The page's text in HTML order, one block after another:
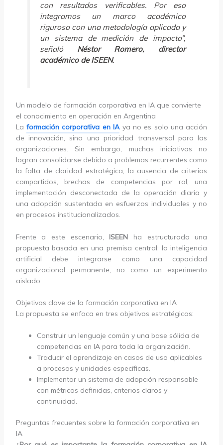
con resultados verificables. Por eso
integramos un marco académico
riguroso con una metodología aplicada y
un sistema de medición de impacto”,
señaló Néstor Romero, director
académico de ISEEN.
Un modelo de formación corporativa en IA que convierte
el conocimiento en operación en Argentina
La formación corporativa en IAya no es solo una acción
de innovación, sino una prioridad transversal para las
organizaciones. Sin embargo, muchas iniciativas no
logran consolidarse debido a problemas recurrentes como
la falta de claridad estratégica, la ausencia de criterios
compartidos, brechas de competencias por rol, una
implementación desconectada de la operación diaria y
una adopción sustentada en esfuerzos individuales y no
en procesos institucionalizados.
Frente a este escenario, ISEEN ha estructurado una
propuesta basada en una premisa central: la inteligencia
artificial debe integrarse como una capacidad
organizacional permanente, no como un experimento
aislado.
Objetivos clave de la formación corporativa en IA
La propuesta se enfoca en tres objetivos estratégicos:
Construir un lenguaje común y una base sólida de
competencias en IA para toda la organización.
Traducir el aprendizaje en casos de uso aplicables
a procesos y unidades específicas.
Implementar un sistema de adopción responsable
con métricas definidas, criterios claros y
continuidad.
Preguntas frecuentes sobre la formación corporativa en
IA